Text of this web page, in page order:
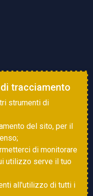
tracciamento
strumenti di
del sito, per il
di monitorare
utilizzo serve il tuo
all'utilizzo di tutti i